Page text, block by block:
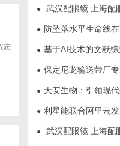
志
● 武汉配眼镜 上海配
● 防坠落水平生命线在高空
● 基于AI技术的文献综
● 保定尼龙输送带厂专业
● 天安生物：引领现代生
● 利星能联合阿里云发布全
● 武汉配眼镜 上海配